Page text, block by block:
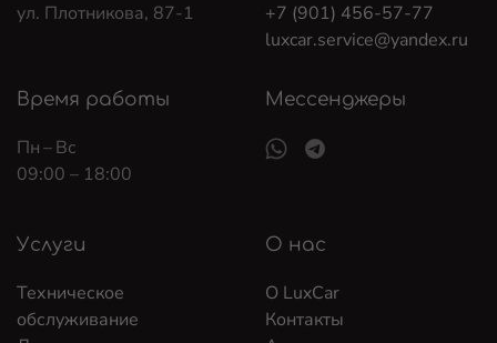
ул. Плотникова, 87-1
+7 (901) 456-57-77
luxcar.service@yandex.ru
Время работы
Пн – Вс
09:00 – 18:00
Мессенджеры
Услуги
Техническое
обслуживание
О нас
О LuxCar
Контакты